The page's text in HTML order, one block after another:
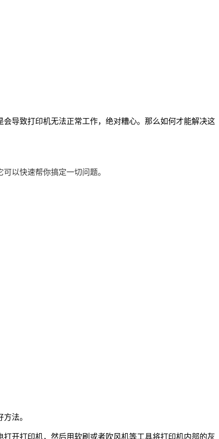
导致打印机无法正常工作，绝对糟心。那么如何才能解决这
以快速帮你搞定一切问题。
法。
开打印机，然后用软刷或者吹风机等工具将打印机内部的灰